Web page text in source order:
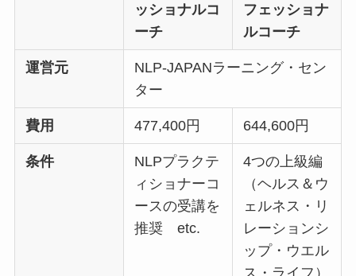
ッショナルコ
ーチ
フェッショナ
ルコーチ
運営元
NLP‐JAPANラーニング・セン
ター
費用 477,400円 644,600円
条件
NLPプラクテ
ィショナーコ
ースの受講を
推奨 etc.
4つの上級編
（ヘルス＆ウ
ェルネス・リ
レーションシ
ップ・ウエル
ス・ライフ）